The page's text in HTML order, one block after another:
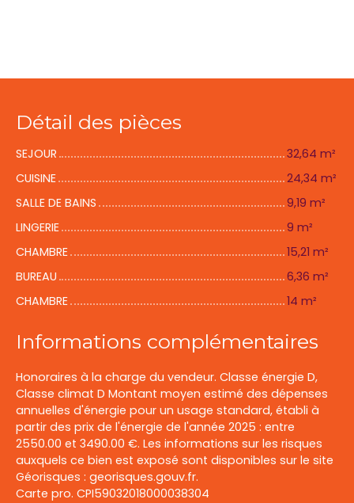
Détail des pièces
SEJOUR
32,64 m²
CUISINE
24,34 m²
SALLE DE BAINS
9,19 m²
LINGERIE
9 m²
CHAMBRE
15,21 m²
BUREAU
6,36 m²
CHAMBRE
14 m²
Informations complémentaires
Honoraires à la charge du vendeur. Classe énergie D,
Classe climat D Montant moyen estimé des dépenses
annuelles d'énergie pour un usage standard, établi à
partir des prix de l'énergie de l'année 2025 : entre
2550.00 et 3490.00 €. Les informations sur les risques
auxquels ce bien est exposé sont disponibles sur le site
Géorisques : georisques.gouv.fr.
Carte pro. CPI59032018000038304